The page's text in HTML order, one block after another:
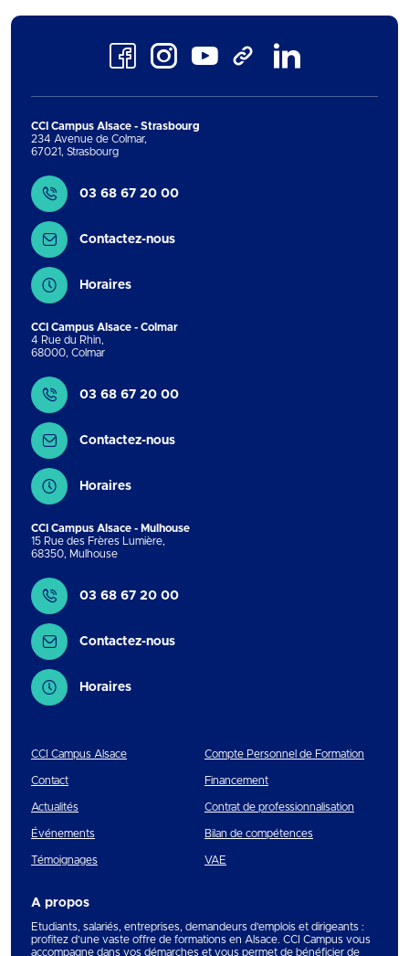
FacebookInstagramYoutube TikTok
CCI Campus Alsace - Strasbourg
234 Avenue de Colmar,
67021, Strasbourg
Contact
03 68 67 20 00
Contactez-nous
Horaires
CCI Campus Alsace - Colmar
4 Rue du Rhin,
68000, Colmar
Contact
03 68 67 20 00
Contactez-nous
Horaires
CCI Campus Alsace - Mulhouse
15 Rue des Frères Lumière,
68350, Mulhouse
Contact
03 68 67 20 00
Contactez-nous
Horaires
CCI Campus Alsace
Contact
Actualités
Événements
Témoignages
Compte Personnel de Formation
Financement
Contrat de professionnalisation
Bilan de compétences
VAE
A propos
Etudiants, salariés, entreprises, demandeurs d’emplois et dirigeants :
profitez d’une vaste offre de formations en Alsace. CCI Campus vous
accompagne dans vos démarches et vous permet de bénéficier de